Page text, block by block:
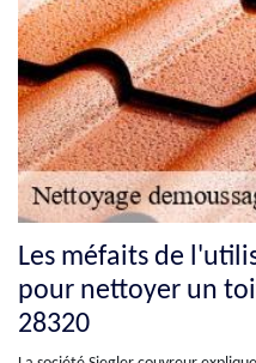
Les méfaits de
pour nettoyer un
28320